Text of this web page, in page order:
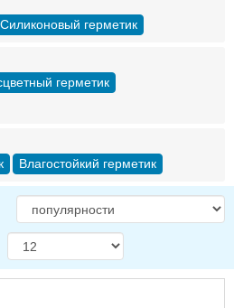
Силиконовый герметик
герметик
Влагостойкий герметик